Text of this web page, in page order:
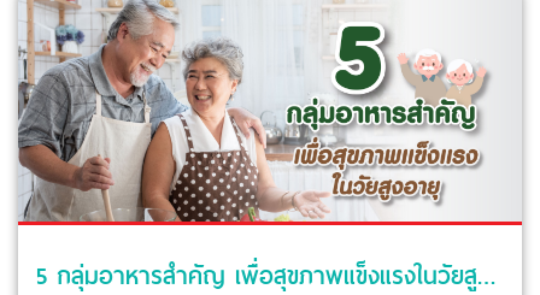
5 กลุ่มอาหารสำคัญ เพื่อสุขภาพแข็งแรงในวัยสูงอายุ